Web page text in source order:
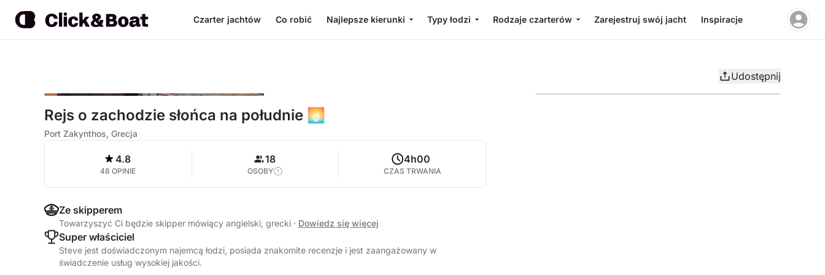
Czarter jachtów Co robić Najlepsze kierunki Typy łodzi Rodzaje czarterów Zarejestruj swój jacht Inspiracje
Udostępnij
Rejs o zachodzie słońca na południe 🌅
Port Zakynthos, Grecja
4.8
48 OPINIE
18
OSOBY
4h00
CZAS TRWANIA
Ze skipperem
Towarzyszyć Ci będzie skipper mówiący angielski, grecki · Dowiedz się więcej
Super właściciel
Steve jest doświadczonym najemcą łodzi, posiada znakomite recenzje i jest zaangażowany w
świadczenie usług wysokiej jakości.